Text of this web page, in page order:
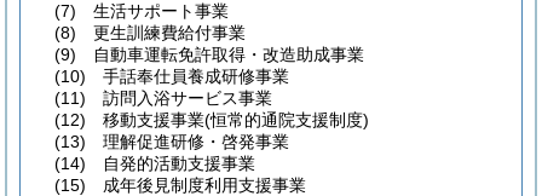
(7)
生活サポート事業
(8)
更生訓練費給付事業
(9)
自動車運転免許取得・改造助成事業
(10)
手話奉仕員養成研修事業
(11)
訪問入浴サービス事業
(12)
移動支援事業(恒常的通院支援制度)
(13)
理解促進研修・啓発事業
(14)
自発的活動支援事業
(15)
成年後見制度利用支援事業